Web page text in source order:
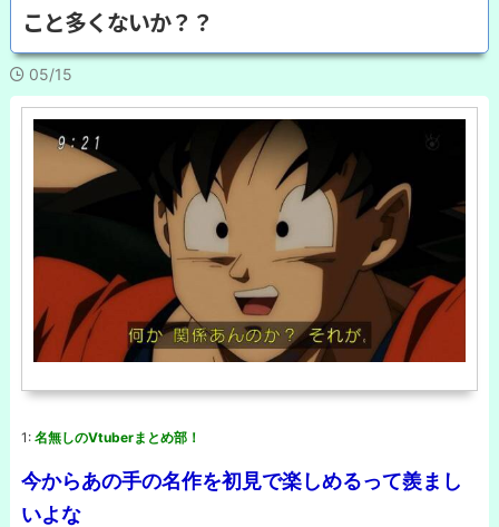
こと多くないか？？
05/15
1: 名無しのVtuberまとめ部！
今からあの手の名作を初見で楽しめるって羨まし
いよな